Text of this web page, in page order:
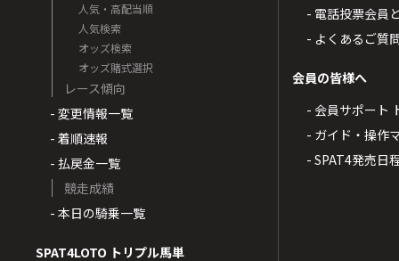
人気・高配当順
人気検索
オッズ検索
オッズ賭式選択
レース傾向
- 変更情報一覧
- 着順速報
- 払戻金一覧
競走成績
- 本日の騎乗一覧
SPAT4LOTO トリプル馬単
- 電話投票会員
- よくあるご質
会員の皆様へ
- 会員サポート
- ガイド・操作
- SPAT4発売日